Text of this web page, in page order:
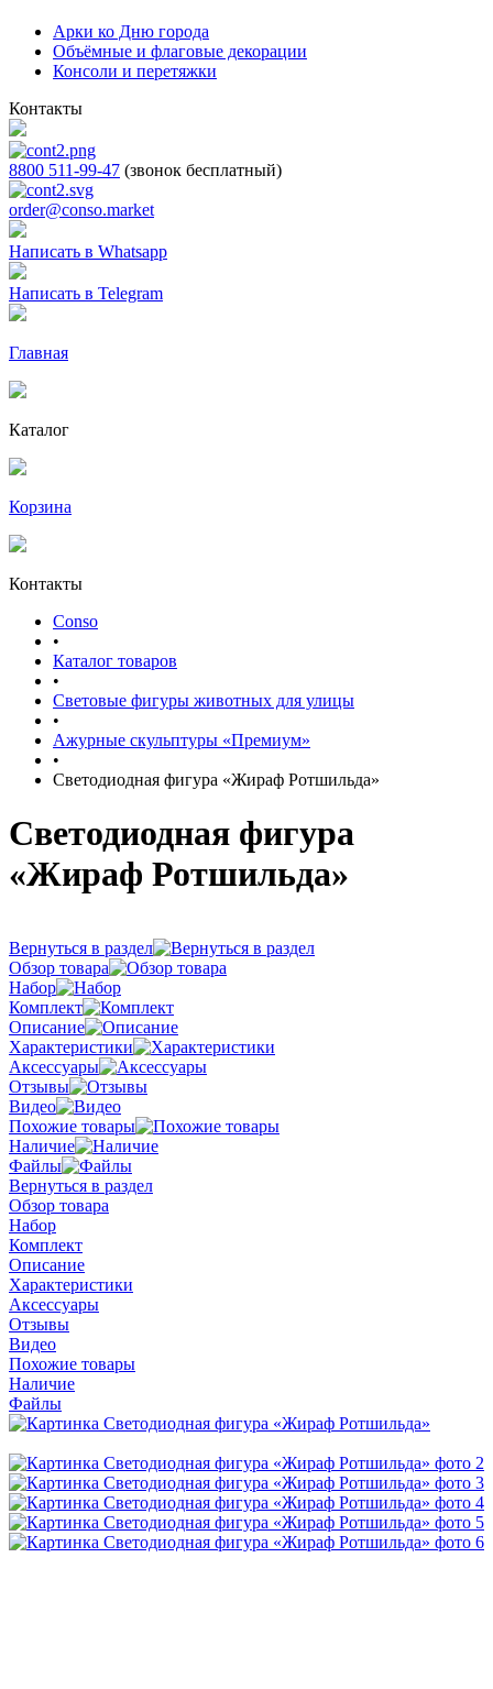
Арки ко Дню города
Объёмные и флаговые декорации
Консоли и перетяжки
Контакты
8800 511-99-47 (звонок бесплатный)
order@conso.market
Написать в Whatsapp
Написать в Telegram
Главная
Каталог
Корзина
Контакты
Conso
•
Каталог товаров
•
Световые фигуры животных для улицы
•
Ажурные скульптуры «Премиум»
•
Светодиодная фигура «Жираф Ротшильда»
Светодиодная фигура
«Жираф Ротшильда»
Вернуться в раздел
Обзор товара
Набор
Комплект
Описание
Характеристики
Аксессуары
Отзывы
Видео
Похожие товары
Наличие
Файлы
Вернуться в раздел
Обзор товара
Набор
Комплект
Описание
Характеристики
Аксессуары
Отзывы
Видео
Похожие товары
Наличие
Файлы